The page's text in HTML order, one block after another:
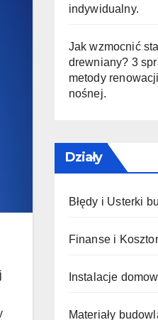
indywidualny.
Jak wzmocnić
drewniany? 3
metody
nośnej.
Działy
Błędy i Usterki
Finanse i
Instalacje
Materiały